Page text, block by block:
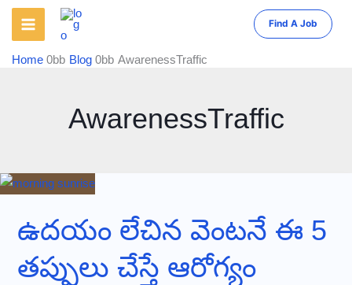
Skip
Find A Job
Home Blog AwarenessTraffic
AwarenessTraffic
ఉదయం లేచిన వెంటనే ఈ 5
తప్పులు చేస్తే ఆరోగ్యం